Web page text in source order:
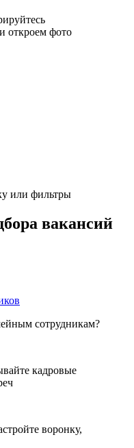
откроем фото
или фильтры
вакансий
сотрудникам?
кадровые
воронку,